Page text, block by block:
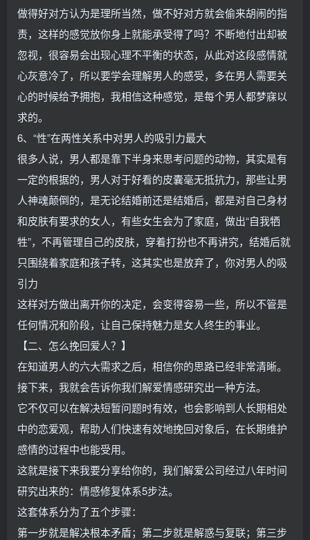
做得好对方认为是理所当然，做不好对方就会偷来胡闹的指
责，这样的感觉放你身上就能承受得了吗？不断地付出却被
忽视，很容易会出现心理不平衡的状态，从此对这段感情就
心灰意冷了，所以要学会理解男人的感受，多在男人需要关
心的时候给予拥抱，我相信这种感觉，是每个男人都梦寐以
求的。
6、“性”在两性关系中对男人的吸引力最大
很多人说，男人都是靠下半身来思考问题的动物，其实是有
一定的根据的，男人对于好看的皮囊毫无抵抗力，那些让男
人神魂颠倒的，是无论结婚前还是结婚后，都是对自己身材
和皮肤有要求的女人，有些女生会为了家庭，做出“自我牺
牲”，不再管理自己的皮肤，穿着打扮也不再讲究，结婚后就
只围绕着家庭和孩子转，这其实也是放弃了，你对男人的吸
引力
这样对方做出离开你的决定，会变得容易一些，所以不管是
任何情况和阶段，让自己保持魅力是女人终生的事业。
【二、怎么挽回爱人？】
在知道男人的六大需求之后，相信你的思路已经非常清晰。
接下来，我就会告诉你我们解爱情感研究出一种方法。
它不仅可以在解决短暂问题时有效，也会影响到人长期相处
中的恋爱观，帮助人们快速有效地挽回对象后，在长期维护
感情的过程中也能受用。
这就是接下来我要分享给你的，我们解爱公司经过八年时间
研究出来的：情感修复体系5步法。
这套体系分为了五个步骤：
第一步就是解决根本矛盾；第二步就是解惑与复联；第三步